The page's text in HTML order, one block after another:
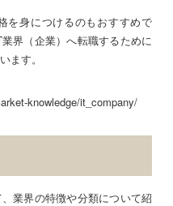
を身につけるのもおすすめで
界（企業）へ転職するために
ます。
knowledge/it_company/
業界の特徴や分類について紹